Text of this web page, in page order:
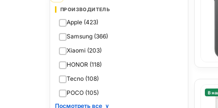
ПРОИЗВОДИТЕЛЬ
Apple (423)
Samsung (366)
Xiaomi (203)
HONOR (118)
Tecno (108)
POCO (105)
Посмотреть все ∨
В